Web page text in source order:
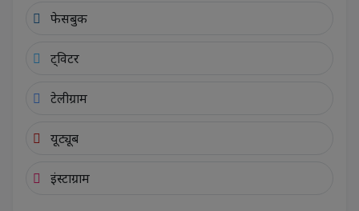
फेसबुक
ट्विटर
टेलीग्राम
यूट्यूब
इंस्टाग्राम